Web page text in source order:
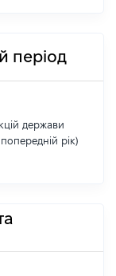
період
держави
рік)